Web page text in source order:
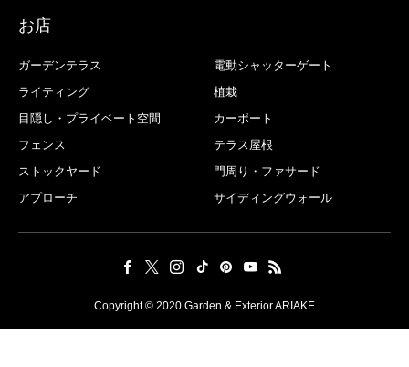
お店
ガーデンテラス
電動シャッターゲート
ライティング
植栽
目隠し・プライベート空間
カーポート
フェンス
テラス屋根
ストックヤード
門周り・ファサード
アプローチ
サイディングウォール
Copyright © 2020 Garden & Exterior ARIAKE